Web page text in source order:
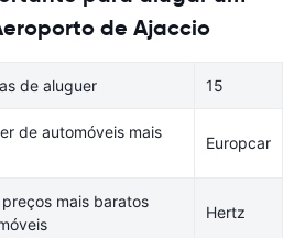
de Ajaccio
de aluguer 15
de automóveis mais
Europcar
mais baratos
Hertz